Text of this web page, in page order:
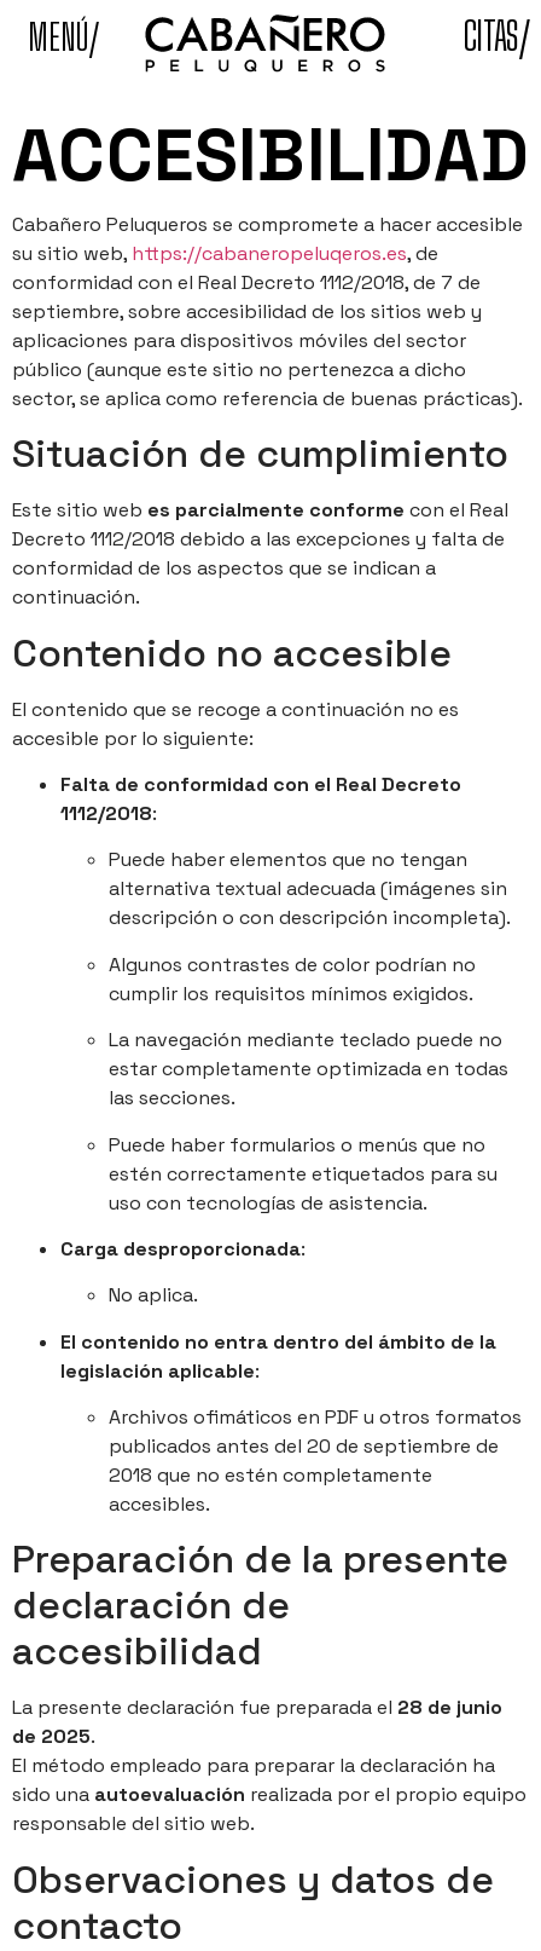
MENÚ/ CITAS/
ACCESIBILIDAD
Cabañero Peluqueros se compromete a hacer accesible
su sitio web, https://cabaneropeluqeros.es, de
conformidad con el Real Decreto 1112/2018, de 7 de
septiembre, sobre accesibilidad de los sitios web y
aplicaciones para dispositivos móviles del sector
público (aunque este sitio no pertenezca a dicho
sector, se aplica como referencia de buenas prácticas).
Situación de cumplimiento
Este sitio web es parcialmente conforme con el Real
Decreto 1112/2018 debido a las excepciones y falta de
conformidad de los aspectos que se indican a
continuación.
Contenido no accesible
El contenido que se recoge a continuación no es
accesible por lo siguiente:
Falta de conformidad con el Real Decreto
1112/2018:
Puede haber elementos que no tengan
alternativa textual adecuada (imágenes sin
descripción o con descripción incompleta).
Algunos contrastes de color podrían no
cumplir los requisitos mínimos exigidos.
La navegación mediante teclado puede no
estar completamente optimizada en todas
las secciones.
Puede haber formularios o menús que no
estén correctamente etiquetados para su
uso con tecnologías de asistencia.
Carga desproporcionada:
No aplica.
El contenido no entra dentro del ámbito de la
legislación aplicable:
Archivos ofimáticos en PDF u otros formatos
publicados antes del 20 de septiembre de
2018 que no estén completamente
accesibles.
Preparación de la presente
declaración de
accesibilidad
La presente declaración fue preparada el 28 de junio
de 2025.
El método empleado para preparar la declaración ha
sido una autoevaluación realizada por el propio equipo
responsable del sitio web.
Observaciones y datos de
contacto